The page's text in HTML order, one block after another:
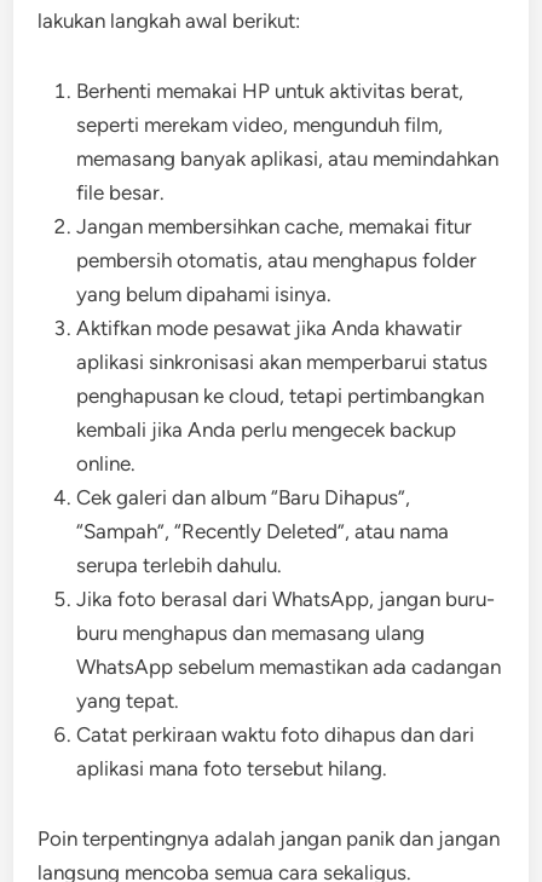
lakukan langkah awal berikut:
Berhenti memakai HP untuk aktivitas berat,
seperti merekam video, mengunduh film,
memasang banyak aplikasi, atau memindahkan
file besar.
Jangan membersihkan cache, memakai fitur
pembersih otomatis, atau menghapus folder
yang belum dipahami isinya.
Aktifkan mode pesawat jika Anda khawatir
aplikasi sinkronisasi akan memperbarui status
penghapusan ke cloud, tetapi pertimbangkan
kembali jika Anda perlu mengecek backup
online.
Cek galeri dan album “Baru Dihapus”,
“Sampah”, “Recently Deleted”, atau nama
serupa terlebih dahulu.
Jika foto berasal dari WhatsApp, jangan buru-
buru menghapus dan memasang ulang
WhatsApp sebelum memastikan ada cadangan
yang tepat.
Catat perkiraan waktu foto dihapus dan dari
aplikasi mana foto tersebut hilang.
Poin terpentingnya adalah jangan panik dan jangan
langsung mencoba semua cara sekaligus.